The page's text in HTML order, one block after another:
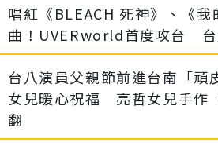
唱紅《BLEACH 死神》、《
曲！UVERworld首度攻台 台
台八演員父親節前進台南「頑
女兒暖心祝福 亮哲女兒手作
翻